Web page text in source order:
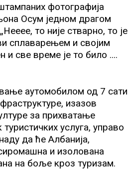
фотографија
Осум једном драгом
то није стварно, то је
сплаварењем и својим
и све време је то било ....
аутомобилом од 7 сати
изазов
за прихватање
услуга, управо
да ће Албанија,
и изолована
на боље кроз туризам.